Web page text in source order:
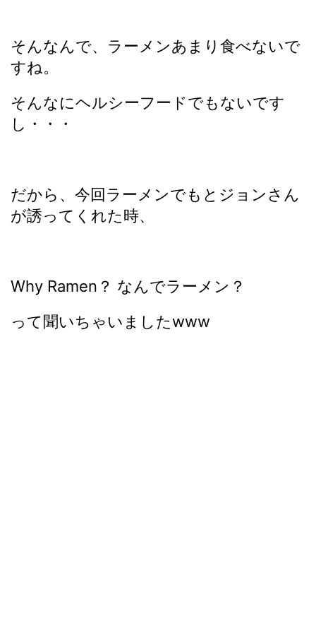
そんなんで、ラーメンあまり食べないで
すね。
そんなにヘルシーフードでもないです
し・・・
だから、今回ラーメンでもとジョンさん
が誘ってくれた時、
Why Ramen？ なんでラーメン？
って聞いちゃいましたwww